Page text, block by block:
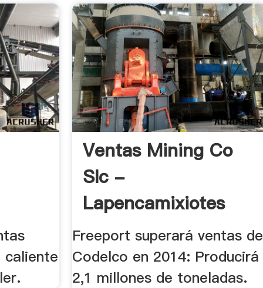
caliente
Ventas Mining Co
Slc -
Lapencamixiotes
Freeport superará ventas de
Codelco en 2014: Producirá
2,1 millones de toneladas.